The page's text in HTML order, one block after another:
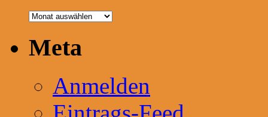
Artikelarchiv
Meta
Anmelden